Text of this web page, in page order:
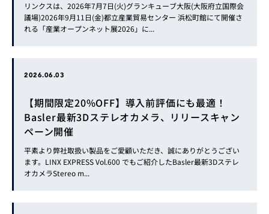
リンクスは、2026年7月7日(火)グランキューブ大阪(大阪府立国際会
議場)2026年9月11日(金)都立産業貿易センター 浜松町館にて開催さ
れる「産業オープンネット展2026」に...
2026.06.03
【期間限定20%OFF】導入前評価にも最適！
Basler最新3Dステレオカメラ、リリースキャン
ペーン開催
平素より弊社取扱い製品をご愛顧いただき、誠にありがとうござい
ます。LINX EXPRESS Vol.600 でもご紹介したBasler最新3Dステレ
オカメラStereo m...